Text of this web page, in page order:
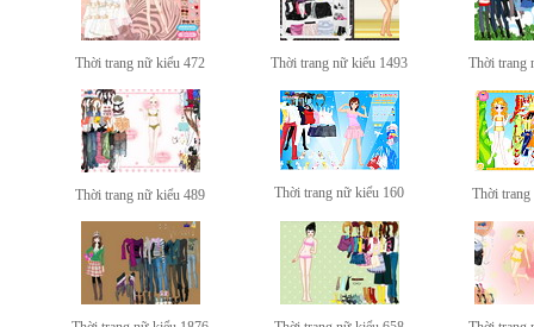
Thời trang nữ kiểu 472 Thời trang nữ kiểu 1493 Thời trang
Thời trang nữ kiểu 489 Thời trang nữ kiểu 160 Thời trang